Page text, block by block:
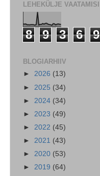
LEHEKÜLJE VAATAMISI
8 9 3 6 9
BLOGIARHIIV
► 2026 (13)
► 2025 (34)
► 2024 (34)
► 2023 (49)
► 2022 (45)
► 2021 (43)
► 2020 (53)
► 2019 (64)